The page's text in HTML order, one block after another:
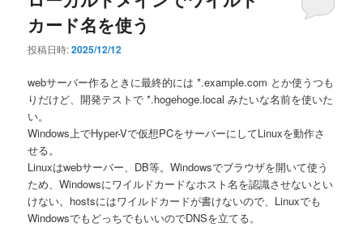
カード名を使う
投稿日時:2025/12/12
webサーバー作るときに最終的には *.example.com とか使うつも
りだけど、開発テストで *.hogehoge.local みたいな名前を使いた
い。
Windows上でHyper-Vで仮想PCをサーバーにしてLinuxを動作さ
せる。
Linuxはwebサーバー、DB等。Windowsでブラウザを開いて使う
ため、Windowsにワイルドカードなホスト名を認識させないとい
けない。hostsにはワイルドカードが書けないので、Linuxでも
WindowsでもどっちでもいいのでDNSを立てる。